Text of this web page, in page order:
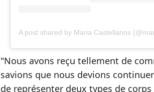
A post shared by Maria Castellanos
"Nous avons reçu tellement de
savions que nous devions
de représenter deux types de